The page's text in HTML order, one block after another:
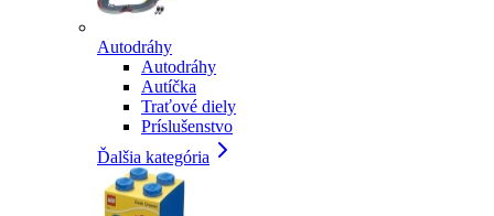
Autodráhy
Autodráhy
Autíčka
Traťové diely
Príslušenstvo
Ďalšia kategória